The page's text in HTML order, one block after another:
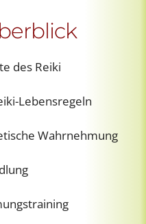
des Reiki
Lebensregeln
Wahrnehmung